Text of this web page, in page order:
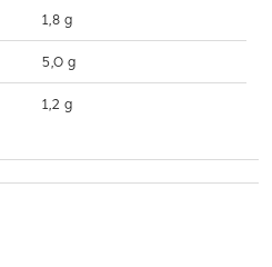
1,8 g
5,0 g
1,2 g